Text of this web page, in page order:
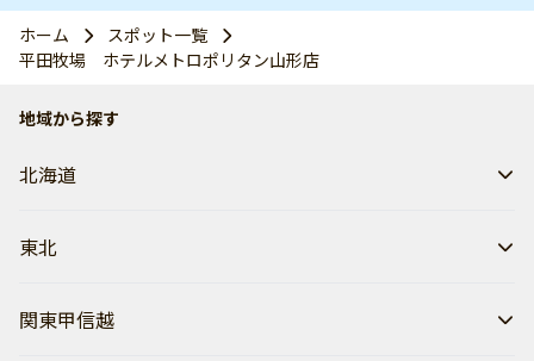
ホーム
スポット一覧
平田牧場 ホテルメトロポリタン山形店
地域から探す
北海道
東北
関東甲信越